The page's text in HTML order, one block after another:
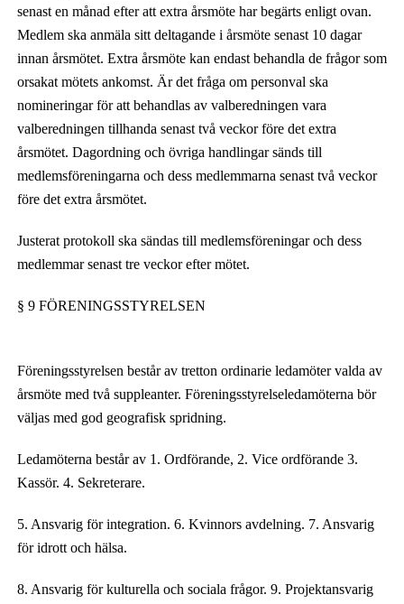
senast en månad efter att extra årsmöte har begärts enligt ovan.
Medlem ska anmäla sitt deltagande i årsmöte senast 10 dagar
innan årsmötet. Extra årsmöte kan endast behandla de frågor som
orsakat mötets ankomst. Är det fråga om personval ska
nomineringar för att behandlas av valberedningen vara
valberedningen tillhanda senast två veckor före det extra
årsmötet. Dagordning och övriga handlingar sänds till
medlemsföreningarna och dess medlemmarna senast två veckor
före det extra årsmötet.
Justerat protokoll ska sändas till medlemsföreningar och dess
medlemmar senast tre veckor efter mötet.
§ 9 FÖRENINGSSTYRELSEN
Föreningsstyrelsen består av tretton ordinarie ledamöter valda av
årsmöte med två suppleanter. Föreningsstyrelseledamöterna bör
väljas med god geografisk spridning.
Ledamöterna består av 1. Ordförande, 2. Vice ordförande 3.
Kassör. 4. Sekreterare.
5. Ansvarig för integration. 6. Kvinnors avdelning. 7. Ansvarig
för idrott och hälsa.
8. Ansvarig för kulturella och sociala frågor. 9. Projektansvarig